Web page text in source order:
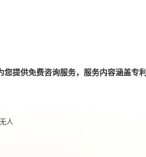
提供免费咨询服务，服务内容涵盖专
人